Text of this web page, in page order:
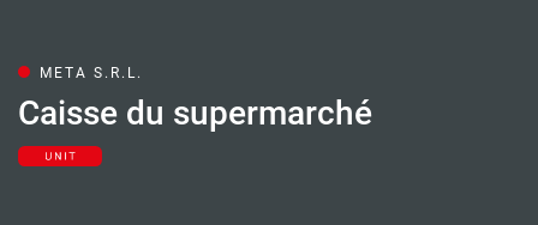
META S.R.L.
Caisse du supermarché